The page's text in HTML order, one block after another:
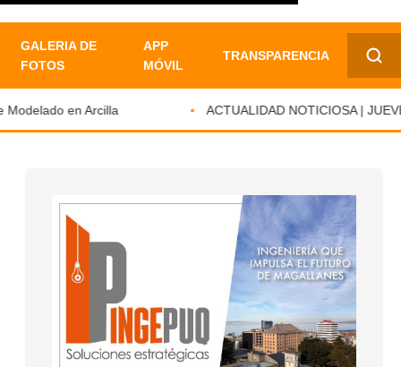
GALERIA DE
FOTOS
APP
MÓVIL
TRANSPARENCIA
✕
en Arcilla ACTUALIDAD NOTICIOSA |